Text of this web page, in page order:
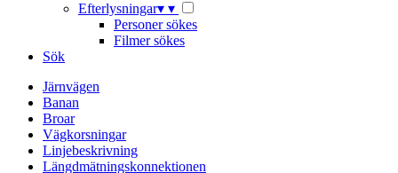
Efterlysningar▾ ▾
Personer sökes
Filmer sökes
Sök
Järnvägen
Banan
Broar
Vägkorsningar
Linjebeskrivning
Längdmätningskonnektionen